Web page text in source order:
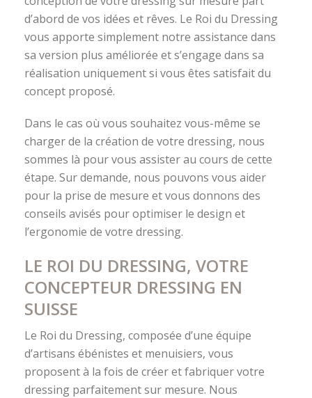
d’abord de vos idées et rêves. Le Roi du Dressing
vous apporte simplement notre assistance dans
sa version plus améliorée et s’engage dans sa
réalisation uniquement si vous êtes satisfait du
concept proposé.
Dans le cas où vous souhaitez vous-même se
charger de la création de votre dressing, nous
sommes là pour vous assister au cours de cette
étape. Sur demande, nous pouvons vous aider
pour la prise de mesure et vous donnons des
conseils avisés pour optimiser le design et
l’ergonomie de votre dressing.
LE ROI DU DRESSING, VOTRE
CONCEPTEUR DRESSING EN
SUISSE
Le Roi du Dressing, composée d’une équipe
d’artisans ébénistes et menuisiers, vous
proposent à la fois de créer et fabriquer votre
dressing parfaitement sur mesure. Nous